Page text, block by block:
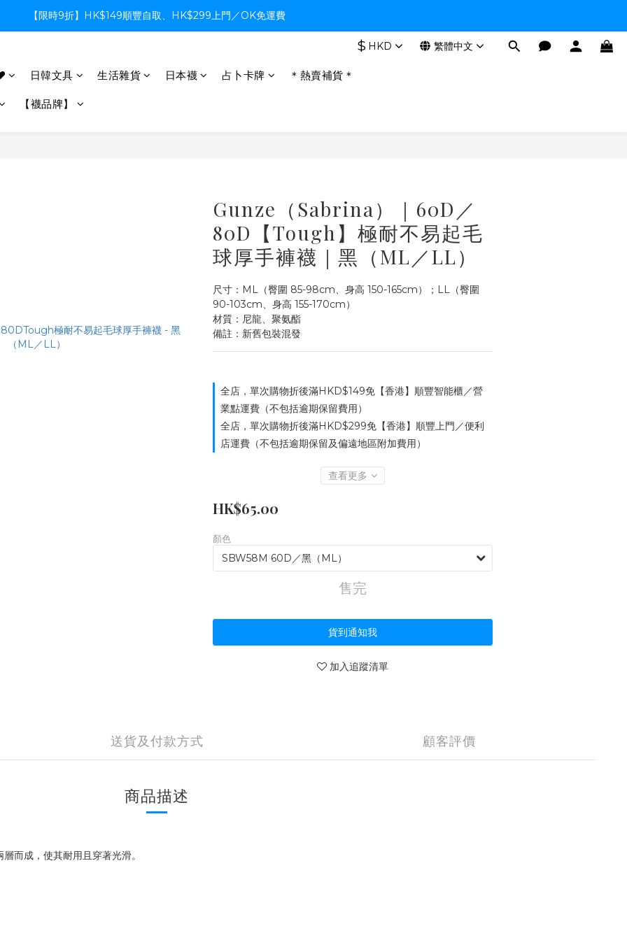
【限時9折】HK$149順豐自取、HK$299上門／OK免運費
【限時9折】HK$149順豐自取、HK$299上門／OK免運費
【限時9折】HK$149順豐自取、HK$299上門／OK免運費
$ HKD 繁體中文
日韓文具 生活雜貨 日本襪 占卜卡牌 ＊熱賣補貨＊
【襪品牌】
Gunze（Sabrina）｜60D／
80D【Tough】極耐不易起毛
球厚手褲襪｜黑（ML／LL）
尺寸：ML（臀圍 85-98cm、身高 150-165cm）；LL（臀圍
90-103cm、身高 155-170cm）
材質：尼龍、聚氨酯
備註：新舊包裝混發
全店，單次購物折後滿HKD$149免【香港】順豐智能櫃／營
業點運費（不包括逾期保留費用）
全店，單次購物折後滿HKD$299免【香港】順豐上門／便利
店運費（不包括逾期保留及偏遠地區附加費用）
查看更多
HK$65.00
顏色
售完
貨到通知我
加入追蹤清單
送貨及付款方式 顧客評價
商品描述
而成，使其耐用且穿著光滑。